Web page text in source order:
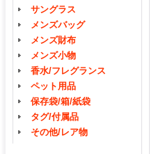
サングラス
メンズバッグ
メンズ財布
メンズ小物
香水/フレグランス
ペット用品
保存袋/箱/紙袋
タグ/付属品
その他/レア物